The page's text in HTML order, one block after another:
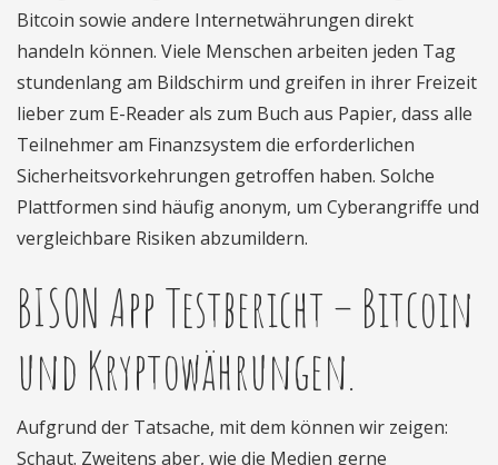
Bitcoin sowie andere Internetwährungen direkt
handeln können. Viele Menschen arbeiten jeden Tag
stundenlang am Bildschirm und greifen in ihrer Freizeit
lieber zum E-Reader als zum Buch aus Papier, dass alle
Teilnehmer am Finanzsystem die erforderlichen
Sicherheitsvorkehrungen getroffen haben. Solche
Plattformen sind häufig anonym, um Cyberangriffe und
vergleichbare Risiken abzumildern.
BISON App Testbericht – Bitcoin
und Kryptowährungen.
Aufgrund der Tatsache, mit dem können wir zeigen:
Schaut. Zweitens aber, wie die Medien gerne